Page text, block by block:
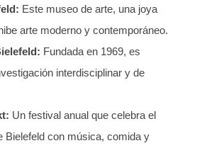
Este museo de arte, una joya
arte moderno y contemporáneo.
Fundada en 1969, es
interdisciplinar y de
Un festival anual que celebra el
Bielefeld con música, comida y